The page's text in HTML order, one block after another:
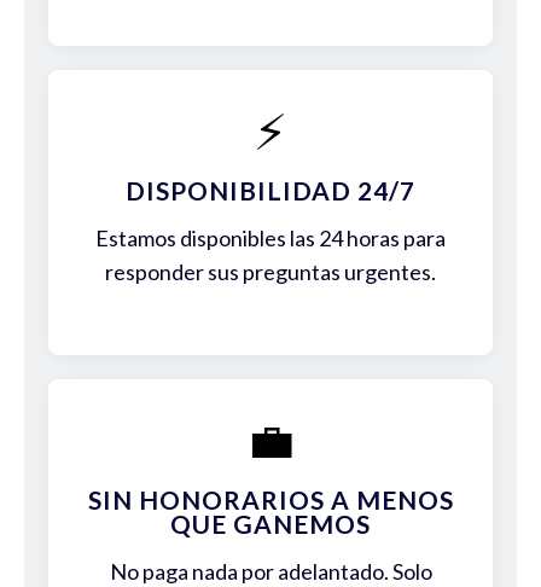
⚡
DISPONIBILIDAD 24/7
Estamos disponibles las 24 horas para
responder sus preguntas urgentes.
💼
SIN HONORARIOS A MENOS
QUE GANEMOS
No paga nada por adelantado. Solo